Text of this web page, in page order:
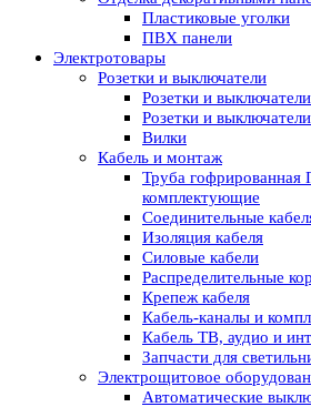
Пластиковые уголки
ПВХ панели
Электротовары
Розетки и выключатели
Розетки и
Розетки и
Вилки
Кабель и монтаж
Труба
комплектующие
Соединительные
Изоляция кабеля
Силовые кабели
Распределительные
Крепеж кабеля
Кабель-каналы и
Кабель ТВ, аудио и
Запчасти для
Электрощитовое
Автоматические